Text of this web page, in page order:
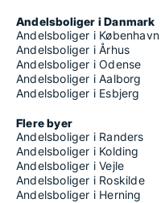
Andelsboliger i Danmark
Andelsboliger i København
Andelsboliger i Århus
Andelsboliger i Odense
Andelsboliger i Aalborg
Andelsboliger i Esbjerg
Flere byer
Andelsboliger i Randers
Andelsboliger i Kolding
Andelsboliger i Vejle
Andelsboliger i Roskilde
Andelsboliger i Herning